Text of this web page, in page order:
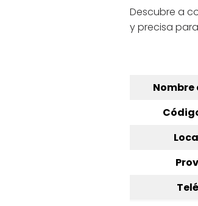
Descubre a
y precisa